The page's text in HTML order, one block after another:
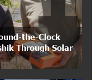
Ceremony
of Unibank
the-Clock
Through Solar